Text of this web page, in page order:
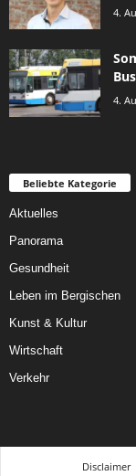
4.
4.
Beliebte Kategorie
Aktuelles
Panorama
Gesundheit
Leben im Bergischen
Kunst & Kultur
Wirtschaft
Verkehr
Disclaimer